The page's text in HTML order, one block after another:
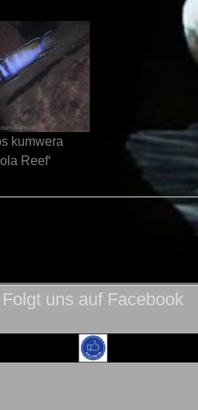
kumwera
Reef‘
Folgt uns auf Facebook